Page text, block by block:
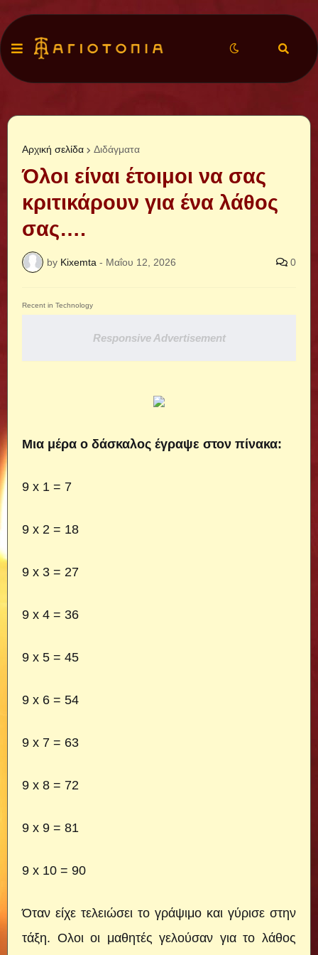
Αρχική σελίδα Διδάγματα
Όλοι είναι έτοιμοι να σας
κριτικάρουν για ένα λάθος
σας….
by Kixemta - Μαΐου 12, 2026 0
Recent in Technology
Responsive Advertisement
Μια μέρα ο δάσκαλος έγραψε στον πίνακα:
9 x 1 = 7
9 x 2 = 18
9 x 3 = 27
9 x 4 = 36
9 x 5 = 45
9 x 6 = 54
9 x 7 = 63
9 x 8 = 72
9 x 9 = 81
9 x 10 = 90
Όταν είχε τελειώσει το γράψιμο και γύρισε στην
τάξη. Ολοι οι μαθητές γελούσαν για το λάθος